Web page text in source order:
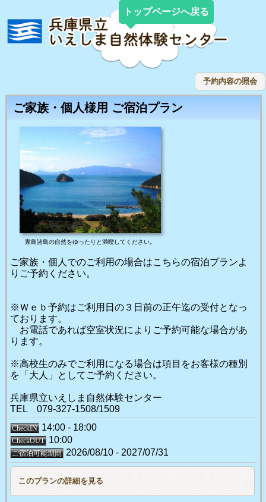
トップページへ戻る
ご家族・個人様用 ご宿泊プラン
家島諸島の自然をゆったりと満喫してください。
ご家族・個人でのご利用の場合はこちらの宿泊プランよ
りご予約ください。
※Ｗｅｂ予約はご利用日の３日前の正午迄の受付となっ
ております。
お電話であれば空室状況によりご予約可能な場合があ
ります。
※高校生のみでご利用になる場合は項目をお客様の種別
を「大人」としてご予約ください。
兵庫県立いえしま自然体験センター
TEL 079-327-1508/1509
CheckIN 14:00 - 18:00
CheckOUT 10:00
ご宿泊可能期間 2026/08/10 - 2027/07/31